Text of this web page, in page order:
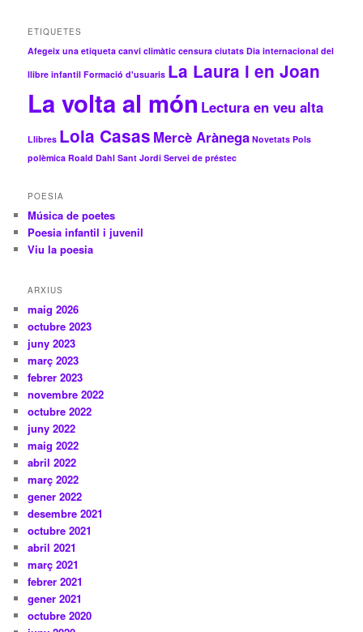
ETIQUETES
Afegeix una etiqueta canvi climàtic censura ciutats Dia internacional del
llibre infantil Formació d'usuaris La Laura i en Joan
La volta al món Lectura en veu alta
Llibres Lola Casas Mercè Arànega Novetats Pols
polèmica Roald Dahl Sant Jordi Servei de préstec
POESIA
Música de poetes
Poesia infantil i juvenil
Viu la poesia
ARXIUS
maig 2026
octubre 2023
juny 2023
març 2023
febrer 2023
novembre 2022
octubre 2022
juny 2022
maig 2022
abril 2022
març 2022
gener 2022
desembre 2021
octubre 2021
abril 2021
març 2021
febrer 2021
gener 2021
octubre 2020